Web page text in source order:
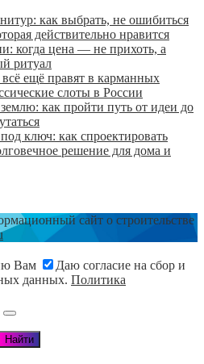
как выбрать, не ошибиться
действительно нравится
когда цена — не прихоть, а
ритуал
ещё правят в карманных
слоты в России
как пройти путь от идеи до
ключ: как спроектировать
решение для дома и
сайт о строительстве
Вам
Даю согласие на сбор и
данных. Политика